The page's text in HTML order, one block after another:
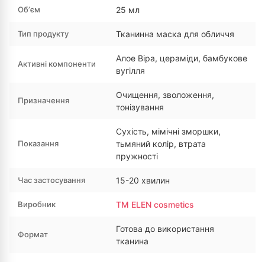
Обʼєм 25 мл
Тип продукту Тканинна маска для обличчя
Активні компоненти
Алое Віра, цераміди, бамбукове
вугілля
Призначення
Очищення, зволоження,
тонізування
Показання
Сухість, мімічні зморшки,
тьмяний колір, втрата
пружності
Час застосування 15-20 хвилин
Виробник ТМ ELEN cosmetics
Формат
Готова до використання
тканина